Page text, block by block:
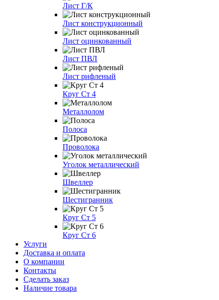
Лист Г/К
Лист конструкционный
Лист оцинкованный
Лист ПВЛ
Лист рифленый
Круг Ст 4
Металлолом
Полоса
Проволока
Уголок металлический
Швеллер
Шестигранник
Круг Ст 5
Круг Ст 6
Услуги
Доставка и оплата
О компании
Контакты
Сделать заказ
Наличие товара